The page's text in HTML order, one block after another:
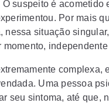
suspeito é acometido
Por mais
nessa situação
momento,
complexa,
Uma pessoa
seu sintoma, até que,